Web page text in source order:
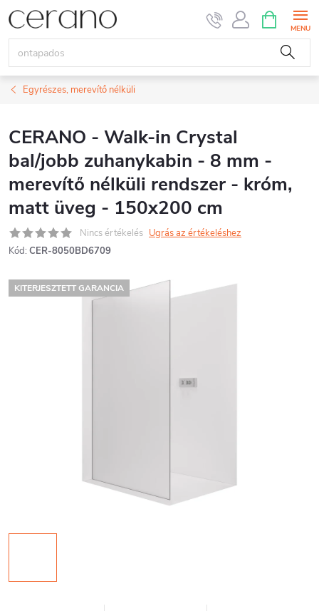
Ugrás
tartalomhoz
KOSÁR
Egyrészes, merevítő nélküli
CERANO - Walk-in Crystal
bal/jobb zuhanykabin - 8 mm -
merevítő nélküli rendszer - króm,
matt üveg - 150x200 cm
Nincs értékelés Ugrás az értékeléshez
Kód: CER-8050BD6709
KITERJESZTETT GARANCIA